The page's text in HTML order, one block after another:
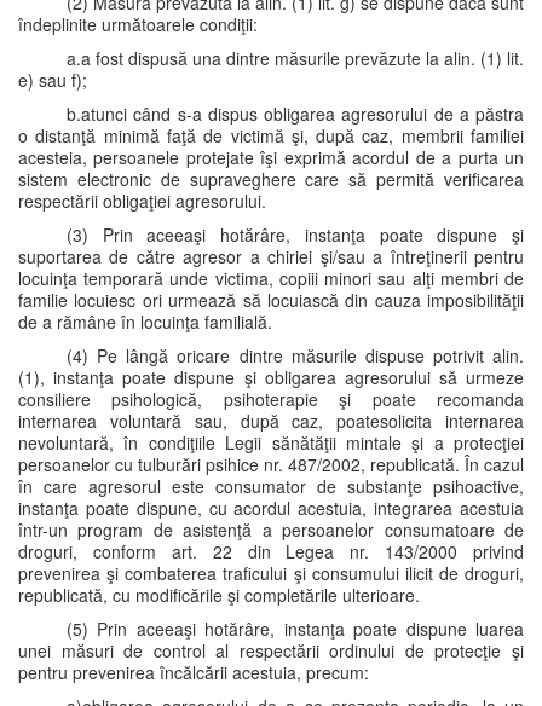
îndeplinite următoarele condiţii:
a.a fost dispusă una dintre măsurile prevăzute la alin. (1) lit.
e) sau f);
b.atunci când s-a dispus obligarea agresorului de a păstra
o distanţă minimă faţă de victimă şi, după caz, membrii familiei
acesteia, persoanele protejate îşi exprimă acordul de a purta un
sistem electronic de supraveghere care să permită verificarea
respectării obligaţiei agresorului.
(3) Prin aceeaşi hotărâre, instanţa poate dispune şi
suportarea de către agresor a chiriei şi/sau a întreţinerii pentru
locuinţa temporară unde victima, copiii minori sau alţi membri de
familie locuiesc ori urmează să locuiască din cauza imposibilităţii
de a rămâne în locuinţa familială.
(4) Pe lângă oricare dintre măsurile dispuse potrivit alin.
(1), instanţa poate dispune şi obligarea agresorului să urmeze
consiliere psihologică, psihoterapie şi poate recomanda
internarea voluntară sau, după caz, poatesolicita internarea
nevoluntară, în condiţiile Legii sănătăţii mintale şi a protecţiei
persoanelor cu tulburări psihice nr. 487/2002, republicată. În cazul
în care agresorul este consumator de substanţe psihoactive,
instanţa poate dispune, cu acordul acestuia, integrarea acestuia
într-un program de asistenţă a persoanelor consumatoare de
droguri, conform art. 22 din Legea nr. 143/2000 privind
prevenirea şi combaterea traficului şi consumului ilicit de droguri,
republicată, cu modificările şi completările ulterioare.
(5) Prin aceeaşi hotărâre, instanţa poate dispune luarea
unei măsuri de control al respectării ordinului de protecţie şi
pentru prevenirea încălcării acestuia, precum: